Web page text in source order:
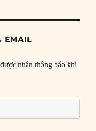
EMAIL
nhận thông báo khi